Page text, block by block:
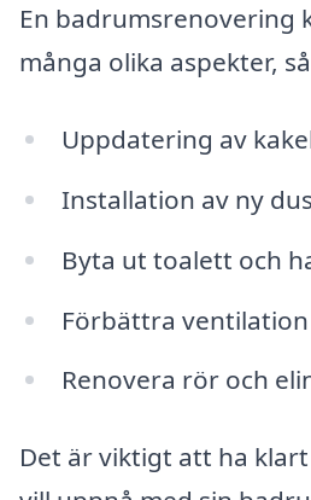
En badrumsrenovering
många olika aspekter,
Uppdatering av
Installation av ny
Byta ut toalett och
Förbättra
Renovera rör och
Det är viktigt att ha